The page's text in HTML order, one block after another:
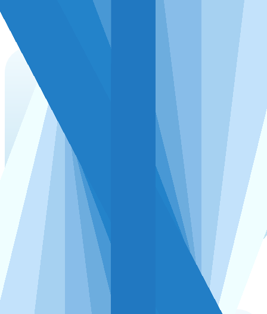
再也不会因不懂统计流程而出错！
DMSAS严格遵循完整的统计学检验步骤给出所有
结果，例如t检验、方差分析等常用的分析，将按
照正态性检验 — 方差齐性检验 — 方差分析或独
立样本t检验的步骤进行运算并输出结果，加以解
释说明，让您在分析时再也不用关注检验步骤完
整性的问题。
完全满足各类期刊的绘图要求
强大的图片编辑工具，轻松实现绘图元素的修改美化